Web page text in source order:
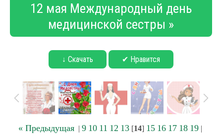
12 мая Международный день
медицинской сестры »
↓ Скачать ✔ Нравится
« Предыдущая| 9 10 11 12 13[14] 15 16 17 18 19|